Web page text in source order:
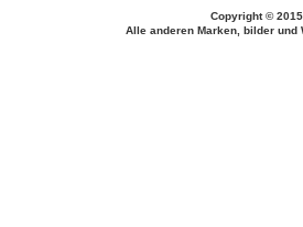
Copyright ©
Alle anderen Marken, bilder und